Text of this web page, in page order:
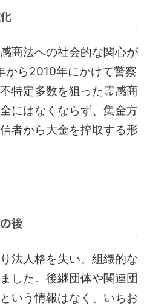
商法への社会的な関心が
ら2010年にかけて警察
特定多数を狙った霊感商
にはなくならず、集金方
者から大金を搾取する形
後
法人格を失い、組織的な
した。後継団体や関連団
いう情報はなく、いちお